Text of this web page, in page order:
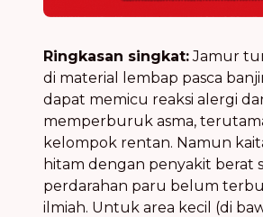
Ringkasan singkat:Jamur
di material lembap pasca
dapat memicu reaksi alergi
memperburuk asma,
kelompok rentan. Namun
hitam dengan penyakit berat
perdarahan paru belum
ilmiah. Untuk area kecil (di